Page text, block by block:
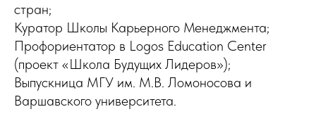
стран;
Куратор Школы Карьерного Менеджмента;
Профориентатор в Logos Education Center
(проект «Школа Будущих Лидеров»);
Выпускница МГУ им. М.В. Ломоносова и
Варшавского университета.